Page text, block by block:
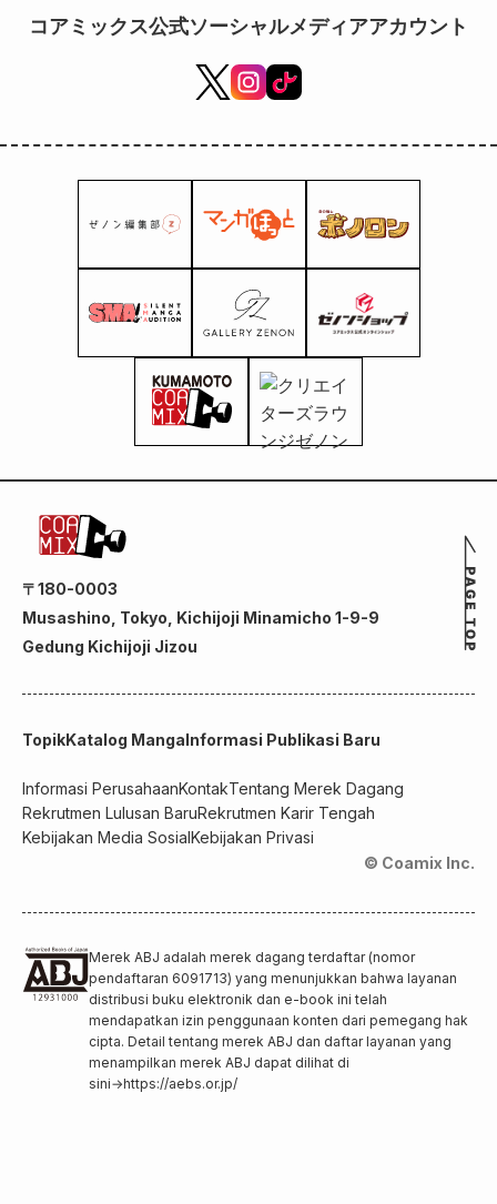
penutup oleh Saori
pemeran tambahan juga
telah diumumkan!
コアミックス公式ソーシャルメディアアカウント
〒180-0003
Musashino, Tokyo, Kichijoji Minamicho 1-9-9
Gedung Kichijoji Jizou
TopikKatalog MangaInformasi Publikasi Baru
Informasi PerusahaanKontakTentang Merek Dagang
Rekrutmen Lulusan BaruRekrutmen Karir Tengah
Kebijakan Media SosialKebijakan Privasi
© Coamix Inc.
Merek ABJ adalah merek dagang terdaftar (nomor
pendaftaran 6091713) yang menunjukkan bahwa layanan
distribusi buku elektronik dan e-book ini telah
mendapatkan izin penggunaan konten dari pemegang hak
cipta. Detail tentang merek ABJ dan daftar layanan yang
menampilkan merek ABJ dapat dilihat di
sini→https://aebs.or.jp/